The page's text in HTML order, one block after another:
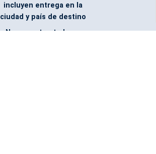
incluyen entrega en la
ciudad y país de destino
¿No encontraste lo que